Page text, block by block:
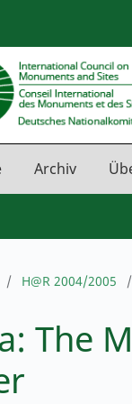
Archiv
/ H@R 2004/2005 /
The